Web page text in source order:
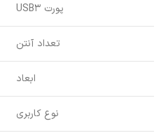
پورت USB3
تعداد آنتن
ابعاد
نوع کاربری